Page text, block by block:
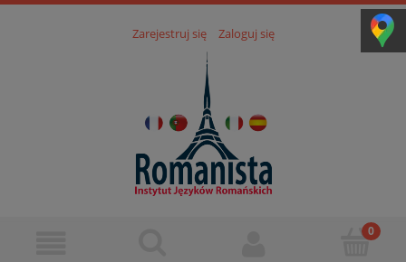
Zarejestruj się Zaloguj się